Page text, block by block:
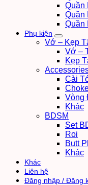
Quần
Quần
Quần
Phụ kiện
Vớ – Kẹp
Vớ –
Kẹp
Cài
Vòng
Khác
BDSM
Set
Roi
Butt
Khác
Khác
Liên hệ
Đăng nhập / Đăng